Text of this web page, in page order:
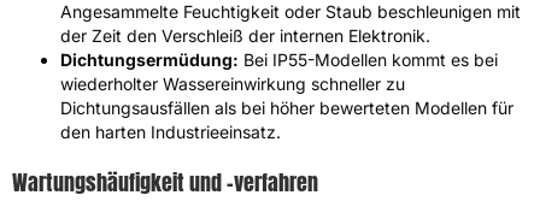
Angesammelte Feuchtigkeit oder Staub beschleunigen mit
der Zeit den Verschleiß der internen Elektronik.
Dichtungsermüdung: Bei IP55-Modellen kommt es bei
wiederholter Wassereinwirkung schneller zu
Dichtungsausfällen als bei höher bewerteten Modellen für
den harten Industrieeinsatz.
Wartungshäufigkeit und -verfahren